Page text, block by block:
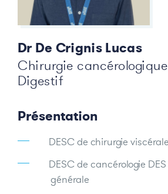
Dr De Crignis Lucas
Chirurgie cancérologique
Digestif
Présentation
DESC de chirurgie
DESC de cancérologie
générale